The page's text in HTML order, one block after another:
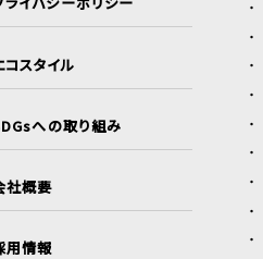
コスタイル
への取り組み
社概要
用情報